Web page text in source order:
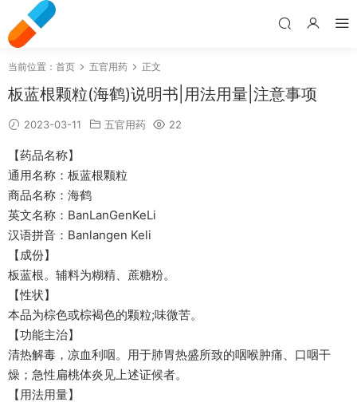
当前位置： 首页 五官用药 正文
板蓝根颗粒(海鹤)说明书|用法用量|注意事项
2023-03-11 五官用药 22
【药品名称】
通用名称：板蓝根颗粒
商品名称：海鹤
英文名称：BanLanGenKeLi
汉语拼音：Banlangen Keli
【成份】
板蓝根。辅料为糊精、蔗糖粉。
【性状】
本品为棕色或棕褐色的颗粒;味微苦。
【功能主治】
清热解毒，凉血利咽。用于肺胃热盛所致的咽喉肿痛、口咽干
燥；急性扁桃体炎见上述证候者。
【用法用量】